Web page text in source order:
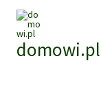
Przejdź
treścidomowi.pl